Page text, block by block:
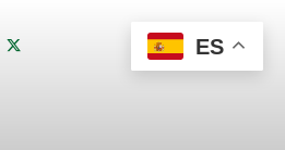
ES